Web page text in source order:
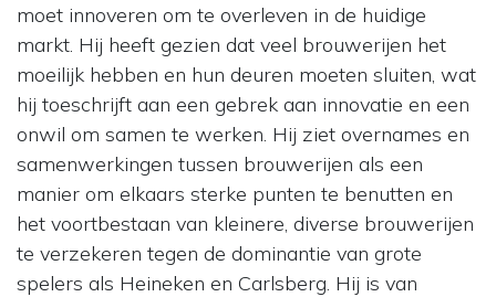
moet innoveren om te overleven in de huidige
markt. Hij heeft gezien dat veel brouwerijen het
moeilijk hebben en hun deuren moeten sluiten, wat
hij toeschrijft aan een gebrek aan innovatie en een
onwil om samen te werken. Hij ziet overnames en
samenwerkingen tussen brouwerijen als een
manier om elkaars sterke punten te benutten en
het voortbestaan van kleinere, diverse brouwerijen
te verzekeren tegen de dominantie van grote
spelers als Heineken en Carlsberg. Hij is van